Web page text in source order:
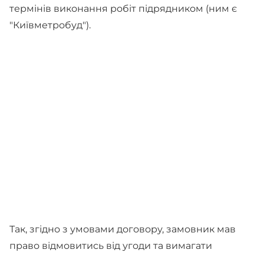
термінів виконання робіт підрядником (ним є
"Київметробуд").
Так, згідно з умовами договору, замовник мав
право відмовитись від угоди та вимагати